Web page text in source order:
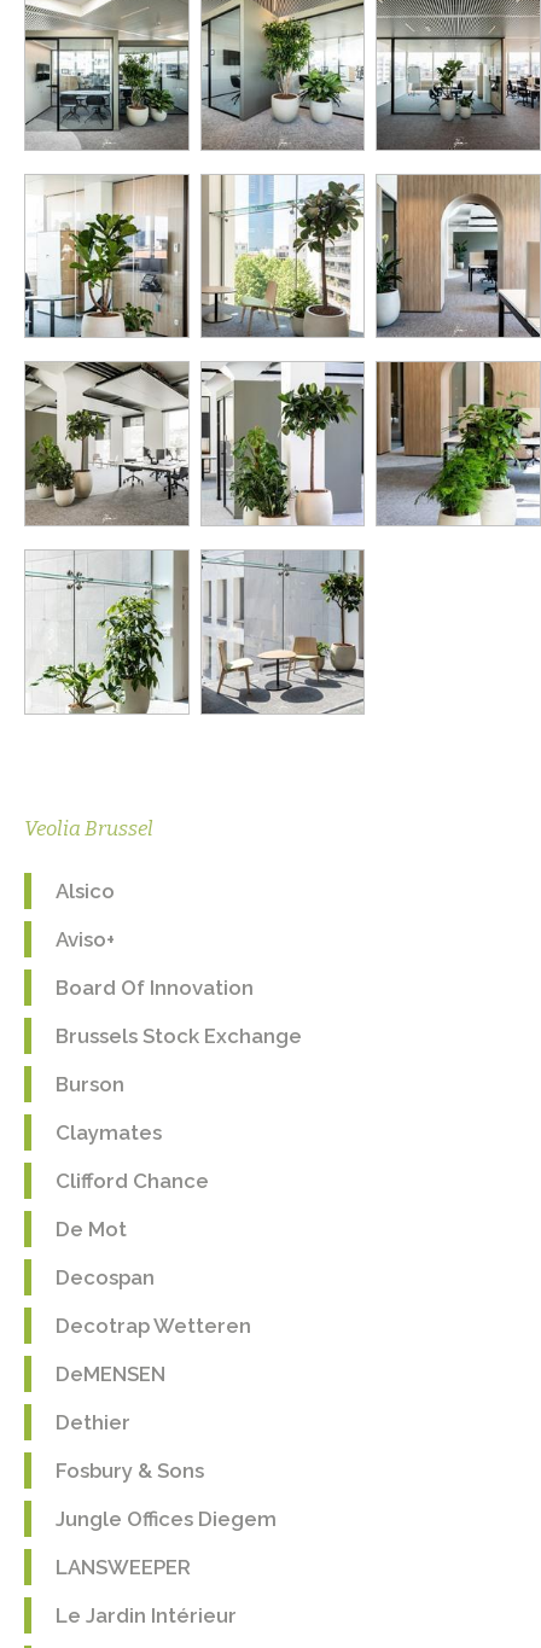
Veolia Brussel
Alsico
Aviso+
Board Of Innovation
Brussels Stock Exchange
Burson
Claymates
Clifford Chance
De Mot
Decospan
Decotrap Wetteren
DeMENSEN
Dethier
Fosbury & Sons
Jungle Offices Diegem
LANSWEEPER
Le Jardin Intérieur